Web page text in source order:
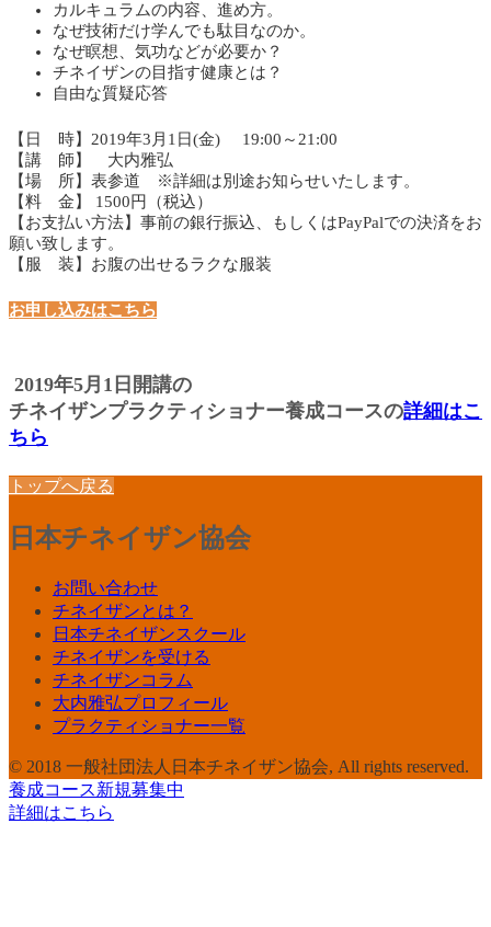
カルキュラムの内容、進め方。
なぜ技術だけ学んでも駄目なのか。
なぜ瞑想、気功などが必要か？
チネイザンの目指す健康とは？
自由な質疑応答
【日 時】2019年3月1日(金) 19:00～21:00
【講 師】 大内雅弘
【場 所】表参道 ※詳細は別途お知らせいたします。
【料 金】 1500円（税込）
【お支払い方法】事前の銀行振込、もしくはPayPalでの決済をお
願い致します。
【服 装】お腹の出せるラクな服装
お申し込みはこちら
2019年5月1日開講の
チネイザンプラクティショナー養成コースの詳細はこ
ちら
トップへ戻る
日本チネイザン協会
お問い合わせ
チネイザンとは？
日本チネイザンスクール
チネイザンを受ける
チネイザンコラム
大内雅弘プロフィール
プラクティショナー一覧
© 2018 一般社団法人日本チネイザン協会, All rights reserved.
養成コース新規募集中
詳細はこちら